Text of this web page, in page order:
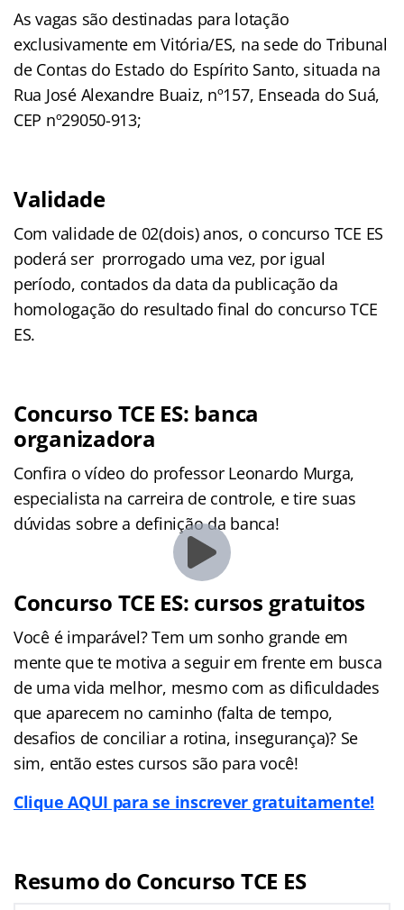
As vagas são destinadas para lotação
exclusivamente em Vitória/ES, na sede do Tribunal
de Contas do Estado do Espírito Santo, situada na
Rua José Alexandre Buaiz, nº157, Enseada do Suá,
CEP nº29050-913;
Validade
Com validade de 02(dois) anos, o concurso TCE ES
poderá ser prorrogado uma vez, por igual
período, contados da data da publicação da
homologação do resultado final do concurso TCE
ES.
Concurso TCE ES: banca
organizadora
Confira o vídeo do professor Leonardo Murga,
especialista na carreira de controle, e tire suas
dúvidas sobre a definição da banca!
Concurso TCE ES: cursos gratuitos
Você é imparável? Tem um sonho grande em
mente que te motiva a seguir em frente em busca
de uma vida melhor, mesmo com as dificuldades
que aparecem no caminho (falta de tempo,
desafios de conciliar a rotina, insegurança)? Se
sim, então estes cursos são para você!
Clique AQUI para se inscrever gratuitamente!
Resumo do Concurso TCE ES